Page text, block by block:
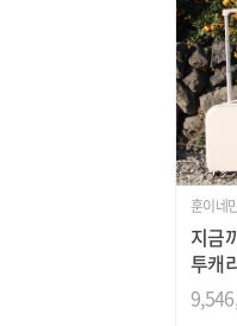
훈이네
지금
투캐